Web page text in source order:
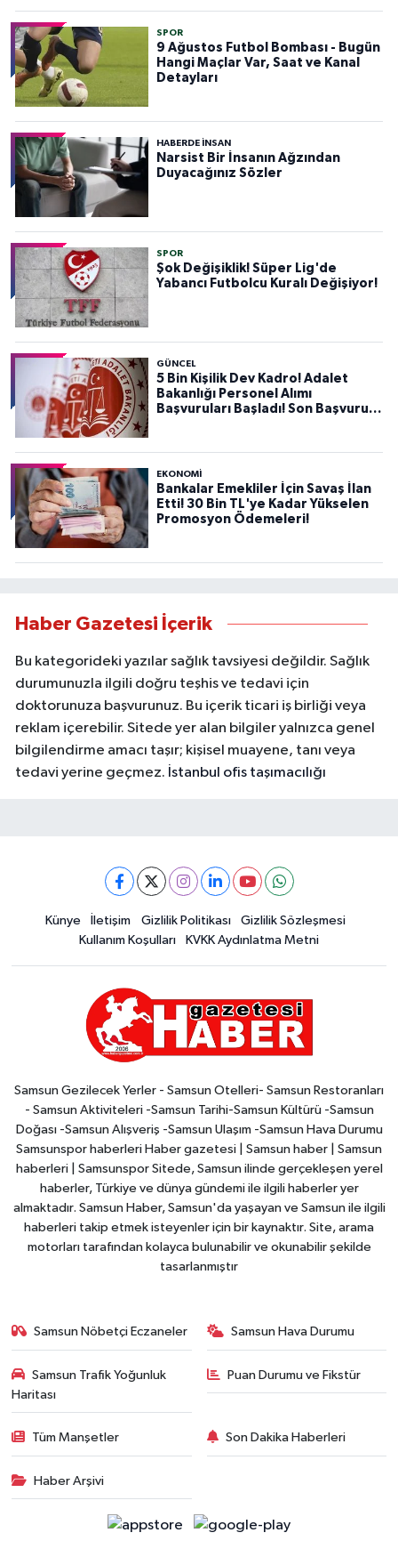
SPOR
9 Ağustos Futbol Bombası - Bugün
Hangi Maçlar Var, Saat ve Kanal
Detayları
HABERDE INSAN
Narsist Bir İnsanın Ağzından
Duyacağınız Sözler
SPOR
Şok Değişiklik! Süper Lig'de
Yabancı Futbolcu Kuralı Değişiyor!
GÜNCEL
5 Bin Kişilik Dev Kadro! Adalet
Bakanlığı Personel Alımı
Başvuruları Başladı! Son Başvuru
EKONOMİ
Bankalar Emekliler İçin Savaş İlan
Etti! 30 Bin TL'ye Kadar Yükselen
Promosyon Ödemeleri!
Haber Gazetesi İçerik
Bu kategorideki yazılar sağlık tavsiyesi değildir. Sağlık
durumunuzla ilgili doğru teşhis ve tedavi için
doktorunuza başvurunuz. Bu içerik ticari iş birliği veya
reklam içerebilir. Sitede yer alan bilgiler yalnızca genel
bilgilendirme amacı taşır; kişisel muayene, tanı veya
tedavi yerine geçmez. İstanbul ofis taşımacılığı
Künye İletişim Gizlilik Politikası
Gizlilik Sözleşmesi
Kullanım Koşulları
KVKK Aydınlatma Metni
Samsun Gezilecek Yerler - Samsun Otelleri- Samsun Restoranları
- Samsun Aktiviteleri -Samsun Tarihi-Samsun Kültürü -Samsun
Doğası -Samsun Alışveriş -Samsun Ulaşım -Samsun Hava Durumu
Samsunspor haberleri Haber gazetesi | Samsun haber | Samsun
haberleri | Samsunspor Sitede, Samsun ilinde gerçekleşen yerel
haberler, Türkiye ve dünya gündemi ile ilgili haberler yer
almaktadır. Samsun Haber, Samsun'da yaşayan ve Samsun ile ilgili
haberleri takip etmek isteyenler için bir kaynaktır. Site, arama
motorları tarafından kolayca bulunabilir ve okunabilir şekilde
tasarlanmıştır
Samsun Nöbetçi Eczaneler Samsun Hava Durumu
Samsun Trafik Yoğunluk
Haritası
Puan Durumu ve Fikstür
Tüm Manşetler Son Dakika Haberleri
Haber Arşivi